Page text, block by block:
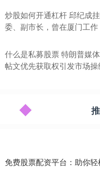
炒股如何开通杠杆 邱纪成
委、副市长，曾在厦门工作
什么是私募股票 特朗普媒
帖文优先获取权引发市场操
免费股票配资平台：助你